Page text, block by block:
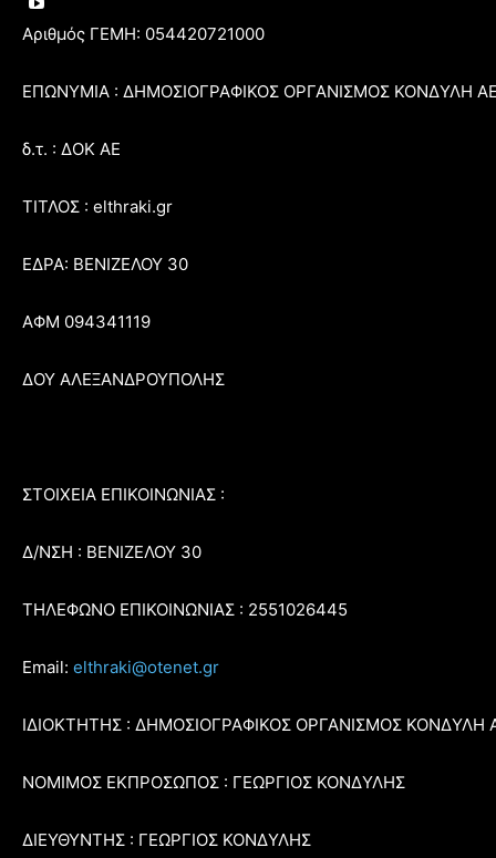
Αριθμός ΓΕΜΗ: 054420721000
ΕΠΩΝΥΜΙΑ : ΔΗΜΟΣΙΟΓΡΑΦΙΚΟΣ ΟΡΓΑΝΙΣΜΟΣ ΚΟΝΔΥΛΗ
δ.τ. : ΔΟΚ ΑΕ
ΤΙΤΛΟΣ : elthraki.gr
ΕΔΡΑ: ΒΕΝΙΖΕΛΟΥ 30
ΑΦΜ 094341119
ΔΟΥ ΑΛΕΞΑΝΔΡΟΥΠΟΛΗΣ
ΣΤΟΙΧΕΙΑ ΕΠΙΚΟΙΝΩΝΙΑΣ :
Δ/ΝΣΗ : ΒΕΝΙΖΕΛΟΥ 30
ΤΗΛΕΦΩΝΟ ΕΠΙΚΟΙΝΩΝΙΑΣ : 2551026445
Email: elthraki@otenet.gr
ΙΔΙΟΚΤΗΤΗΣ : ΔΗΜΟΣΙΟΓΡΑΦΙΚΟΣ ΟΡΓΑΝΙΣΜΟΣ ΚΟΝΔΥΛΗ
ΝΟΜΙΜΟΣ ΕΚΠΡΟΣΩΠΟΣ : ΓΕΩΡΓΙΟΣ ΚΟΝΔΥΛΗΣ
ΔΙΕΥΘΥΝΤΗΣ : ΓΕΩΡΓΙΟΣ ΚΟΝΔΥΛΗΣ